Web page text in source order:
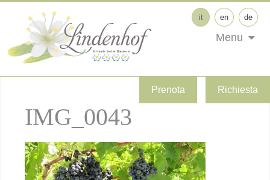
Prenota Richiesta
it en de
Menu
IMG_0043